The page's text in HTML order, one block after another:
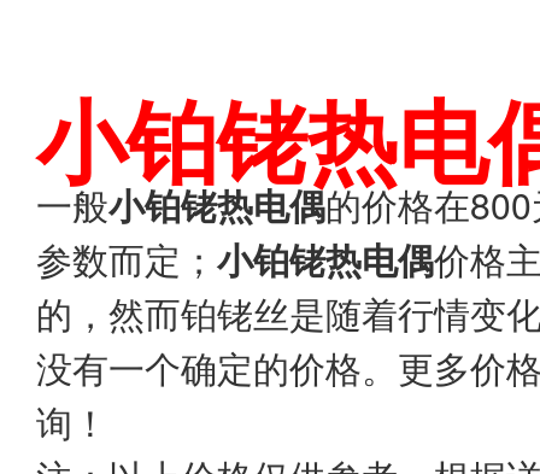
小铂铑热电
一般小铂铑热电偶的价格在
参数而定； 小铂铑热电偶价格
的，然而铂铑丝是随着行情变
没有一个确定的价格。更多价
询！